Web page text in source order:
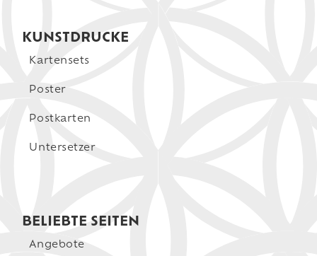
KUNSTDRUCKE
Kartensets
Poster
Postkarten
Untersetzer
BELIEBTE SEITEN
Angebote